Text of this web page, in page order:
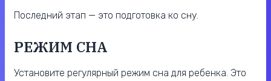
Последний этап — это подготовка ко сну.
РЕЖИМ СНА
Установите регулярный режим сна для ребенка. Это